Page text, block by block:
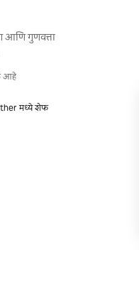
आणि गुणवत्ता
आहे
मध्ये शेफ